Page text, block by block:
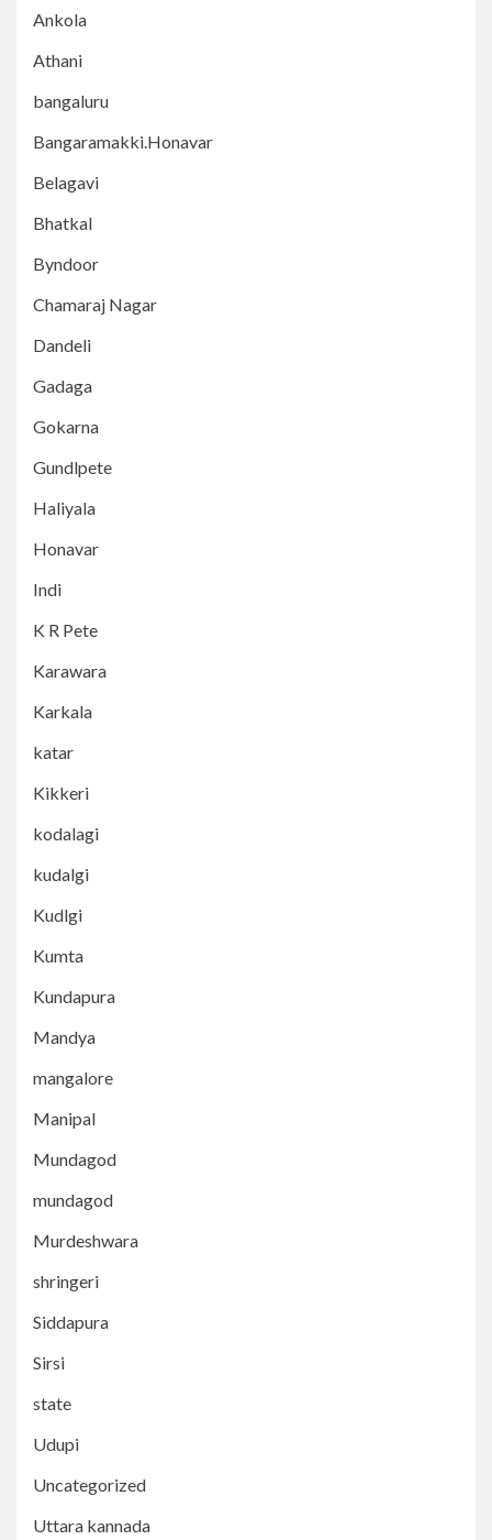
Ankola
Athani
bangaluru
Bangaramakki.Honavar
Belagavi
Bhatkal
Byndoor
Chamaraj Nagar
Dandeli
Gadaga
Gokarna
Gundlpete
Haliyala
Honavar
Indi
K R Pete
Karawara
Karkala
katar
Kikkeri
kodalagi
kudalgi
Kudlgi
Kumta
Kundapura
Mandya
mangalore
Manipal
Mundagod
mundagod
Murdeshwara
shringeri
Siddapura
Sirsi
state
Udupi
Uncategorized
Uttara kannada